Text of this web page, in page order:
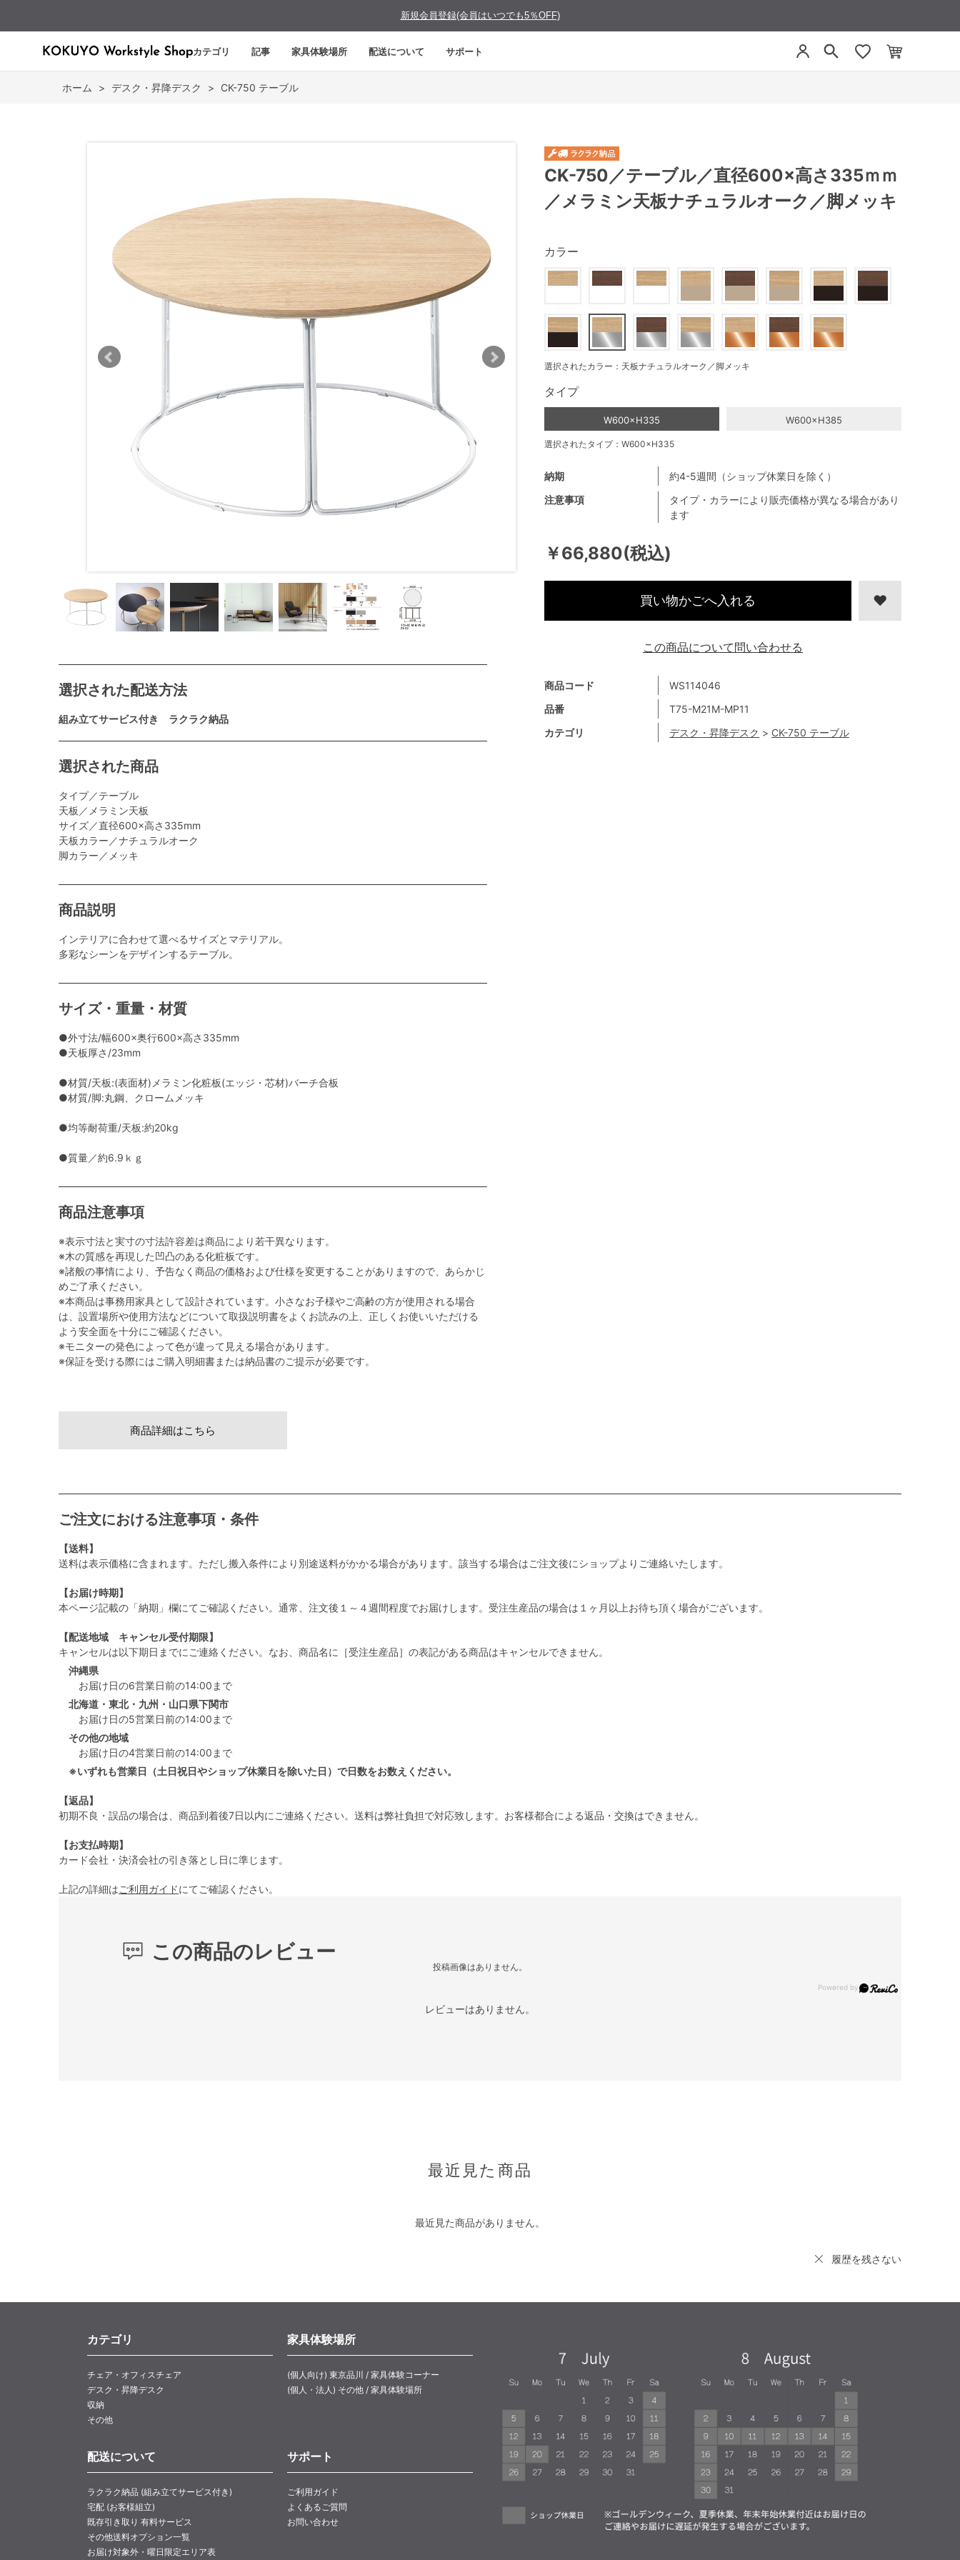
新規会員登録(会員はいつでも5％OFF)
カテゴリ 記事 家具体験場所 配送について サポート
ホーム > デスク・昇降デスク > CK-750 テーブル
選択された配送方法
組み立てサービス付き ラクラク納品
選択された商品
タイプ／テーブル
天板／メラミン天板
サイズ／直径600×高さ335mm
天板カラー／ナチュラルオーク
脚カラー／メッキ
商品説明
インテリアに合わせて選べるサイズとマテリアル。
多彩なシーンをデザインするテーブル。
サイズ・重量・材質
●外寸法/幅600×奥行600×高さ335mm
●天板厚さ/23mm
●材質/天板:(表面材)メラミン化粧板(エッジ・芯材)バーチ合板
●材質/脚:丸鋼、クロームメッキ
●均等耐荷重/天板:約20kg
●質量／約6.9ｋｇ
商品注意事項
※表示寸法と実寸の寸法許容差は商品により若干異なります。
※木の質感を再現した凹凸のある化粧板です。
※諸般の事情により、予告なく商品の価格および仕様を変更することがありますので、あらかじ
めご了承ください。
※本商品は事務用家具として設計されています。小さなお子様やご高齢の方が使用される場合
は、設置場所や使用方法などについて取扱説明書をよくお読みの上、正しくお使いいただける
よう安全面を十分にご確認ください。
※モニターの発色によって色が違って見える場合があります。
※保証を受ける際にはご購入明細書または納品書のご提示が必要です。
CK-750／テーブル／直径600×高さ335ｍｍ
／メラミン天板ナチュラルオーク／脚メッキ
￥66,880(税込)
商品コード
WS114046
品番
T75-M21M-MP11
カテゴリ
デスク・昇降デスク > CK-750 テーブル
注意事項
タイプ・カラーにより販売価格が異なる場合があり
ます
納期 約4-5週間（ショップ休業日を除く）
カラー
選択されたカラー：天板ナチュラルオーク／脚メッキ
タイプ
W600×H335 W600×H385
選択されたタイプ：W600×H335
買い物かごへ入れる
この商品について問い合わせる
商品詳細はこちら
ご注文における注意事項・条件
【送料】
送料は表示価格に含まれます。ただし搬入条件により別途送料がかかる場合があります。該当する場合はご注文後にショップよりご連絡いたします。
【お届け時期】
本ページ記載の「納期」欄にてご確認ください。通常、注文後１～４週間程度でお届けします。受注生産品の場合は１ヶ月以上お待ち頂く場合がございます。
【配送地域 キャンセル受付期限】
キャンセルは以下期日までにご連絡ください。なお、商品名に［受注生産品］の表記がある商品はキャンセルできません。
沖縄県
お届け日の6営業日前の14:00まで
北海道・東北・九州・山口県下関市
お届け日の5営業日前の14:00まで
その他の地域
お届け日の4営業日前の14:00まで
※いずれも営業日（土日祝日やショップ休業日を除いた日）で日数をお数えください。
【返品】
初期不良・誤品の場合は、商品到着後7日以内にご連絡ください。送料は弊社負担で対応致します。お客様都合による返品・交換はできません。
【お支払時期】
カード会社・決済会社の引き落とし日に準じます。
上記の詳細はご利用ガイドにてご確認ください。
この商品のレビュー
投稿画像はありません。
レビューはありません。
最近見た商品
最近見た商品がありません。
履歴を残さない
カテゴリ
チェア・オフィスチェア
デスク・昇降デスク
収納
その他
家具体験場所
(個人向け) 東京品川 / 家具体験コーナー
(個人・法人) その他 / 家具体験場所
配送について
ラクラク納品 (組み立てサービス付き)
宅配 (お客様組立)
既存引き取り 有料サービス
その他送料オプション一覧
お届け対象外・曜日限定エリア表
サポート
ご利用ガイド
よくあるご質問
お問い合わせ